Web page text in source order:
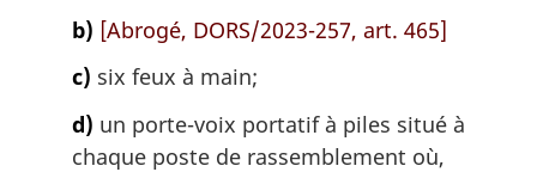
b) [Abrogé, DORS/2023-257, art. 465]
c) six feux à main;
d) un porte-voix portatif à piles situé à
chaque poste de rassemblement où,